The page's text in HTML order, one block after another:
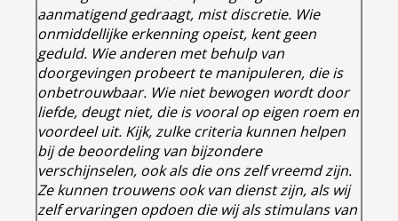
aanmatigend gedraagt, mist discretie. Wie
onmiddellijke erkenning opeist, kent geen
geduld. Wie anderen met behulp van
doorgevingen probeert te manipuleren, die is
onbetrouwbaar. Wie niet bewogen wordt door
liefde, deugt niet, die is vooral op eigen roem en
voordeel uit. Kijk, zulke criteria kunnen helpen
bij de beoordeling van bijzondere
verschijnselen, ook als die ons zelf vreemd zijn.
Ze kunnen trouwens ook van dienst zijn, als wij
zelf ervaringen opdoen die wij als stimulans van